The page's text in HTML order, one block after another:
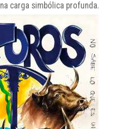
carga simbólica profunda.